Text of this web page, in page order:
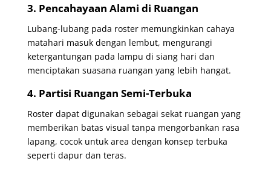
3. Pencahayaan Alami di Ruangan
Lubang-lubang pada roster memungkinkan cahaya
matahari masuk dengan lembut, mengurangi
ketergantungan pada lampu di siang hari dan
menciptakan suasana ruangan yang lebih hangat.
4. Partisi Ruangan Semi-Terbuka
Roster dapat digunakan sebagai sekat ruangan yang
memberikan batas visual tanpa mengorbankan rasa
lapang, cocok untuk area dengan konsep terbuka
seperti dapur dan teras.